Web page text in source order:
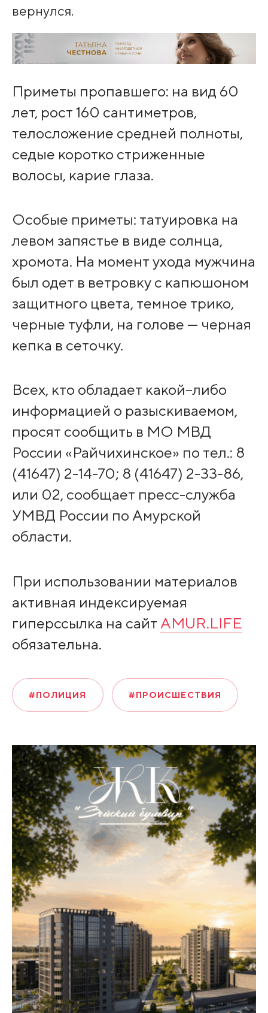
вернулся.
Приметы пропавшего: на вид 60
лет, рост 160 сантиметров,
телосложение средней полноты,
седые коротко стриженные
волосы, карие глаза.
Особые приметы: татуировка на
левом запястье в виде солнца,
хромота. На момент ухода мужчина
был одет в ветровку с капюшоном
защитного цвета, темное трико,
черные туфли, на голове — черная
кепка в сеточку.
Всех, кто обладает какой–либо
информацией о разыскиваемом,
просят сообщить в МО МВД
России «Райчихинское» по тел.: 8
(41647) 2-14-70; 8 (41647) 2-33-86,
или 02, сообщает пресс-служба
УМВД России по Амурской
области.
При использовании материалов
активная индексируемая
гиперссылка на сайт AMUR.LIFE
обязательна.
#ПОЛИЦИЯ #ПРОИСШЕСТВИЯ